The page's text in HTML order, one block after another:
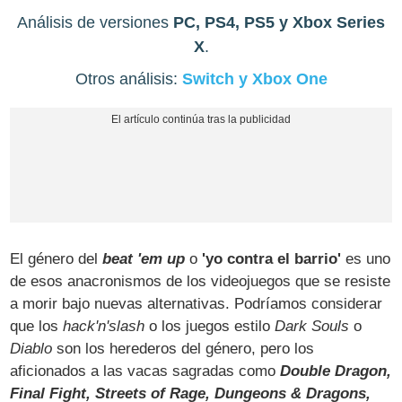
Análisis de versiones PC, PS4, PS5 y Xbox Series
X.
Otros análisis: Switch y Xbox One
El género delbeat 'em up o 'yo contra el barrio' es uno
de esos anacronismos de los videojuegos que se resiste
a morir bajo nuevas alternativas. Podríamos considerar
que loshack'n'slash o los juegos estiloDark Souls o
Diablo son los herederos del género, pero los
aficionados a las vacas sagradas comoDouble Dragon,
Final Fight, Streets of Rage, Dungeons & Dragons,